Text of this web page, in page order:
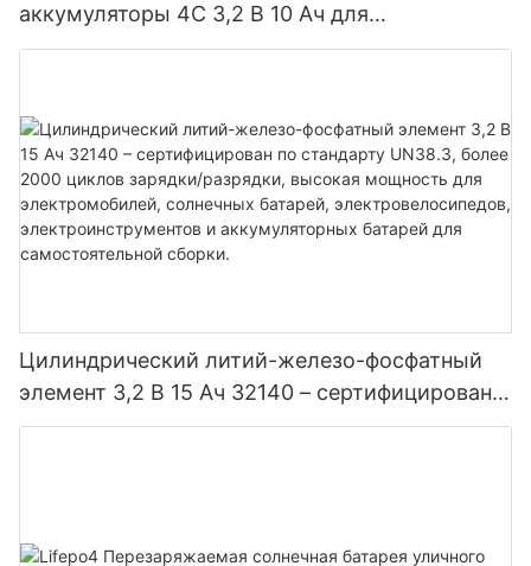
аккумуляторы 4C 3,2 В 10 Ач для
электроинструментов электромобилей
Цилиндрический литий-железо-фосфатный
элемент 3,2 В 15 Ач 32140 – сертифицирован
по стандарту UN38.3, более 2000 циклов
аккумуляторных батарей для